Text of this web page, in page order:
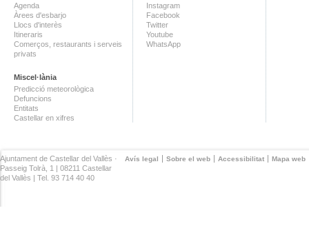
Agenda
Àrees d'esbarjo
Llocs d'interès
Itineraris
Comerços, restaurants i serveis
privats
Miscel·lània
Predicció meteorològica
Defuncions
Entitats
Castellar en xifres
Instagram
Facebook
Twitter
Youtube
WhatsApp
Avís legal Sobre el web Accessibilitat Mapa web
Ajuntament de Castellar del Vallès ·
Passeig Tolrà, 1 | 08211 Castellar
del Vallès | Tel. 93 714 40 40